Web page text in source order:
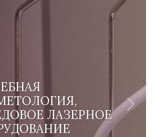
ЛАЗЕРНОЕ
Next